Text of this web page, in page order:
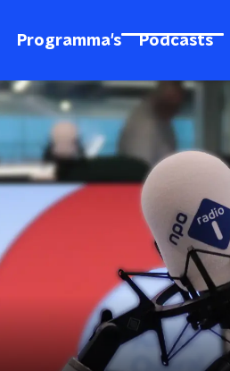
Programma's Podcasts